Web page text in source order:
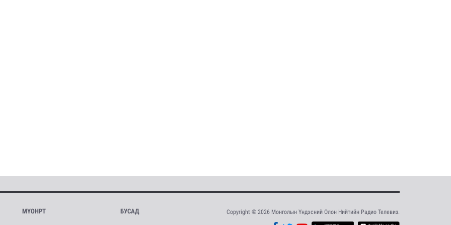
МҮОНРТ БУСАД Copyright © 2026 Монголын Үндэсний Олон Нийтийн Радио Телевиз.